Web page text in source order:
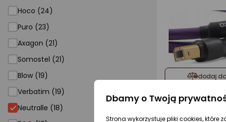
Hoco (24)
Puro (23)
Axagon (21)
Somostel (21)
Blow (19)
Verbatim (19)
Neutralle (18)
dodaj
Dbamy o Twoją
Strona wykorzystuje pliki cookies, które